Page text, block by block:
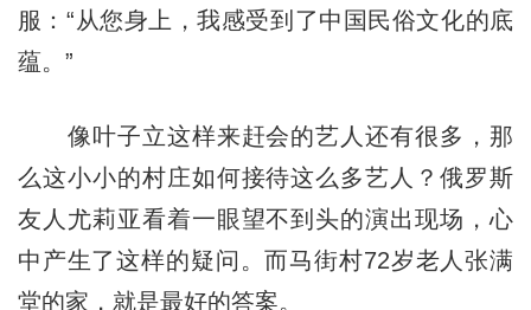
服：“从您身上，我感受到了中国民俗文化的底
蕴。”
像叶子立这样来赶会的艺人还有很多，那
么这小小的村庄如何接待这么多艺人？俄罗斯
友人尤莉亚看着一眼望不到头的演出现场，心
中产生了这样的疑问。而马街村72岁老人张满
堂的家，就是最好的答案。